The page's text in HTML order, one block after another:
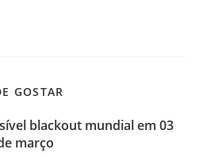
GOSTAR
blackout mundial em 03
março